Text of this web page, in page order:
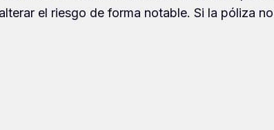
el riesgo de forma notable. Si la póliza